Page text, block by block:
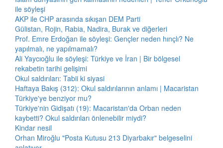
ile söyleşi
AKP ile CHP arasında sıkışan DEM Parti
Gülistan, Rojin, Rabia, Nadira, Burak ve diğerleri
Prof. Emre Erdoğan ile söyleşi: Gençler neden hınçlı? Ne
yapılmalı, ne yapılmamalı?
Ali Yaycıoğlu ile söyleşi: Türkiye ve İran | Bir bölgesel
rekabetin tarihi gelişimi
Okul saldırıları: Tabii ki siyasi
Haftaya Bakış (312): Okul saldırılarının anlamı | Macaristan
Türkiye'ye benziyor mu?
Türkiye'nin Gidişatı (19): Macaristan'da Orban neden
kaybetti? Okul saldırıları önlenebilir miydi?
Kindar nesil
Orhan Miroğlu "Posta Kutusu 213 Diyarbakır" belgeselini